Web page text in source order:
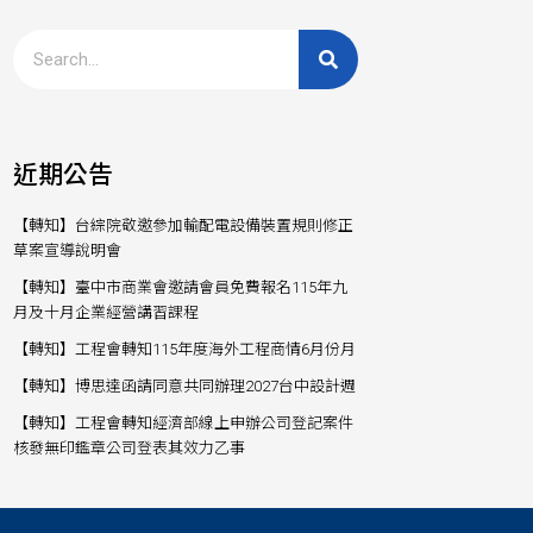
近期公告
【轉知】台綜院敬邀參加輸配電設備裝置規則修正
草案宣導說明會
【轉知】臺中市商業會邀請會員免費報名115年九
月及十月企業經營講習課程
【轉知】工程會轉知115年度海外工程商情6月份月
【轉知】博思達函請同意共同辦理2027台中設計週
【轉知】工程會轉知經濟部線上申辦公司登記案件
核發無印鑑章公司登表其效力乙事